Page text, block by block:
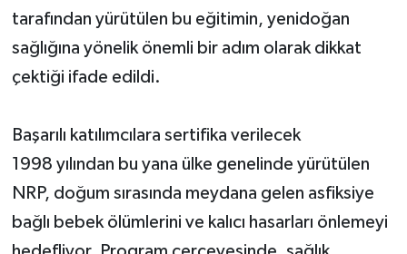
tarafından yürütülen bu eğitimin, yenidoğan
sağlığına yönelik önemli bir adım olarak dikkat
çektiği ifade edildi.
Başarılı katılımcılara sertifika verilecek
1998 yılından bu yana ülke genelinde yürütülen
NRP, doğum sırasında meydana gelen asfiksiye
bağlı bebek ölümlerini ve kalıcı hasarları önlemeyi